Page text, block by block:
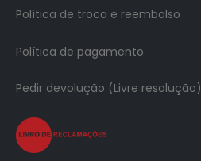
Política de troca e reembolso
Política de pagamento
Pedir devolução (Livre resolução)